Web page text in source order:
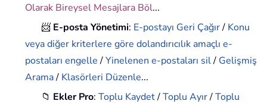
Olarak Bireysel Mesajlara Böl...
📨 E-posta Yönetimi: E-postayı Geri Çağır/ Konu
veya diğer kriterlere göre dolandırıcılık amaçlı e-
postaları engelle/Yinelenen e-postaları sil/ Gelişmiş
Arama/ Klasörleri Düzenle...
📁 Ekler Pro:Toplu Kaydet/Toplu Ayır/Toplu